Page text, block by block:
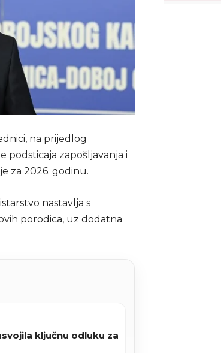
na prijedlog
podsticaja zapošljavanja i
za 2026. godinu.
nastavlja s
porodica, uz dodatna
ključnu odluku za